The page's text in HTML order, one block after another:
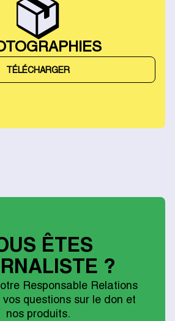
TÉLÉCHARGER
ÊTES
?
Responsable Relations
vos questions sur le don et
nos produits.